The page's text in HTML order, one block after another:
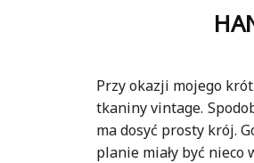
Przy okazji mojego
tkaniny vintage.
ma dosyć prosty krój.
planie miały być nieco